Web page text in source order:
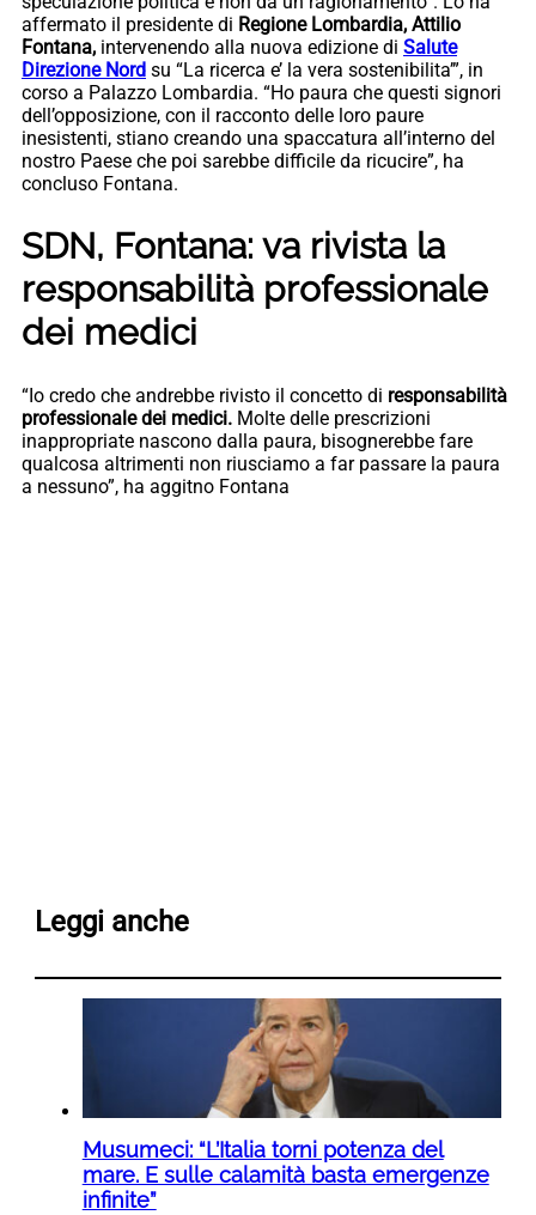
affermato il presidente di Regione Lombardia, Attilio
Fontana, intervenendo alla nuova edizione di Salute
Direzione Nord su “La ricerca e’ la vera sostenibilita’”, in
corso a Palazzo Lombardia. “Ho paura che questi signori
dell’opposizione, con il racconto delle loro paure
inesistenti, stiano creando una spaccatura all’interno del
nostro Paese che poi sarebbe difficile da ricucire”, ha
concluso Fontana.
SDN, Fontana: va rivista la
responsabilità professionale
dei medici
“Io credo che andrebbe rivisto il concetto di responsabilità
professionale dei medici. Molte delle prescrizioni
inappropriate nascono dalla paura, bisognerebbe fare
qualcosa altrimenti non riusciamo a far passare la paura
a nessuno”, ha aggitno Fontana
Leggi anche
Musumeci: “L’Italia torni potenza del
mare. E sulle calamità basta emergenze
infinite”